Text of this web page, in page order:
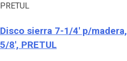
PRETUL
Disco sierra 7-1/4′ p/
5/8′, PRETUL